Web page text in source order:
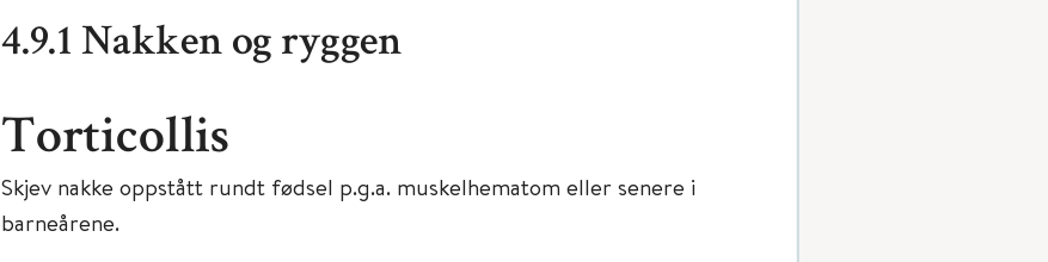
4.9.1 Nakken og ryggen
Torticollis
Skjev nakke oppstått rundt fødsel p.g.a. muskelhematom eller senere i
barneårene.